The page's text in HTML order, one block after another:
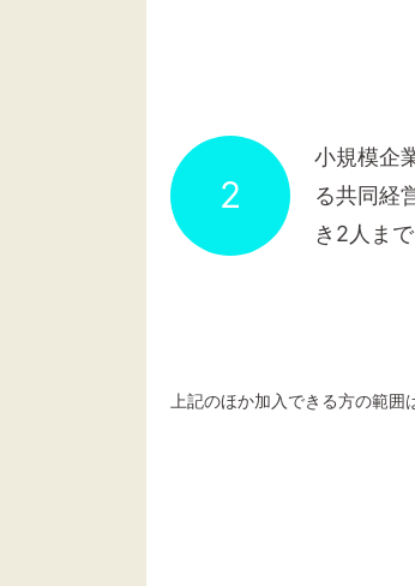
2
小規模企
る共同経
き2人まで
上記のほか加入できる方の範囲